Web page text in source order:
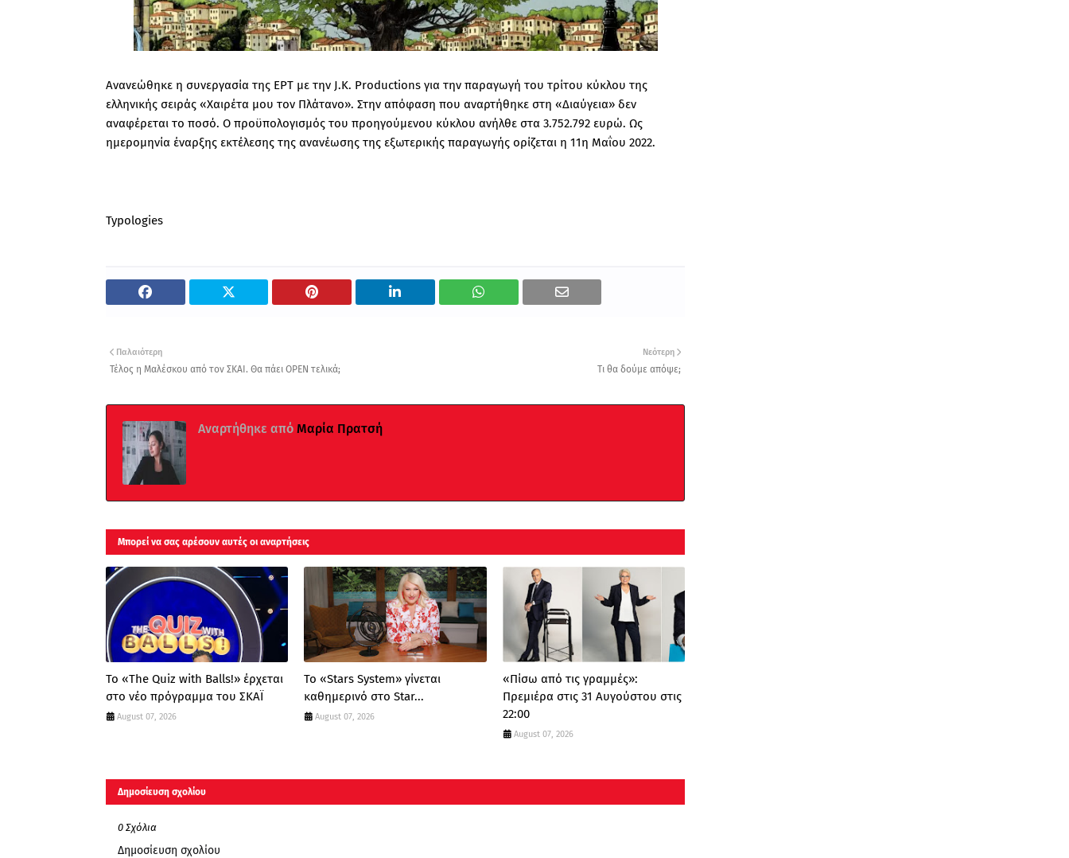
Ανανεώθηκε η συνεργασία της ΕΡΤ με την J.K. Productions για την παραγωγή του τρίτου κύκλου της
ελληνικής σειράς «Χαιρέτα μου τον Πλάτανο». Στην απόφαση που αναρτήθηκε στη «Διαύγεια» δεν
αναφέρεται το ποσό. Ο προϋπολογισμός του προηγούμενου κύκλου ανήλθε στα 3.752.792 ευρώ. Ως
ημερομηνία έναρξης εκτέλεσης της ανανέωσης της εξωτερικής παραγωγής ορίζεται η 11η Μαΐου 2022.
Typologies
Νεότερη
Τι θα δούμε απόψε;
Παλαιότερη
Τέλος η Μαλέσκου από τον ΣΚΑΙ. Θα πάει OPEN τελικά;
Αναρτήθηκε από Μαρία Πρατσή
Μπορεί να σας αρέσουν αυτές οι αναρτήσεις
Το «The Quiz with Balls!» έρχεται
στο νέο πρόγραμμα του ΣΚΑΪ
August 07, 2026
Το «Stars System» γίνεται
καθημερινό στο Star...
August 07, 2026
«Πίσω από τις γραμμές»:
Πρεμιέρα στις 31 Αυγούστου στις
22:00
August 07, 2026
Δημοσίευση σχολίου
0 Σχόλια
Δημοσίευση σχολίου